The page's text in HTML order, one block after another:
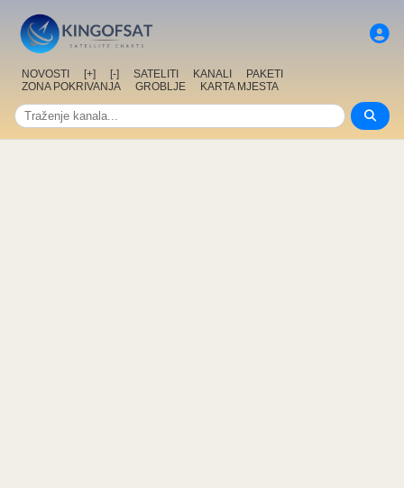
NOVOSTI [+] [-] SATELITI KANALI
PAKETI
ZONA POKRIVANJA
GROBLJE KARTA MJESTA